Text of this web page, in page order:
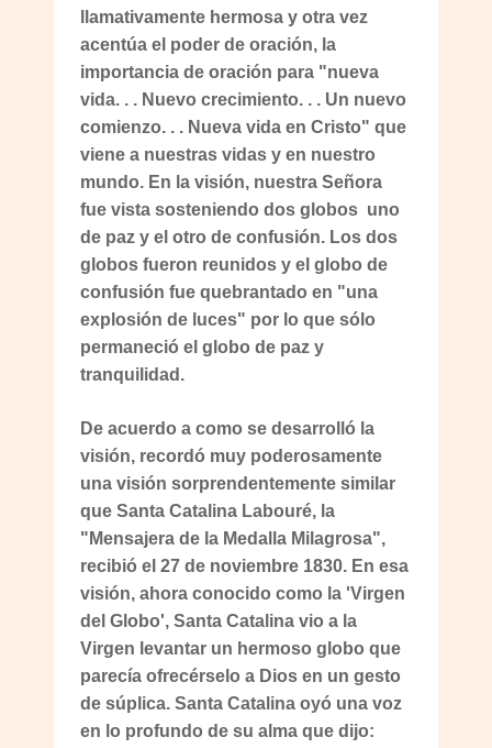
llamativamente hermosa y otra vez
acentúa el poder de oración, la
importancia de oración para "nueva
vida. . . Nuevo crecimiento. . . Un nuevo
comienzo. . . Nueva vida en Cristo" que
viene a nuestras vidas y en nuestro
mundo. En la visión, nuestra Señora
fue vista sosteniendo dos globos uno
de paz y el otro de confusión. Los dos
globos fueron reunidos y el globo de
confusión fue quebrantado en "una
explosión de luces" por lo que sólo
permaneció el globo de paz y
tranquilidad.
De acuerdo a como se desarrolló la
visión, recordó muy poderosamente
una visión sorprendentemente similar
que Santa Catalina Labouré, la
"Mensajera de la Medalla Milagrosa",
recibió el 27 de noviembre 1830. En esa
visión, ahora conocido como la 'Virgen
del Globo', Santa Catalina vio a la
Virgen levantar un hermoso globo que
parecía ofrecérselo a Dios en un gesto
de súplica. Santa Catalina oyó una voz
en lo profundo de su alma que dijo: